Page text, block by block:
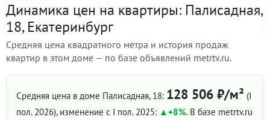
Динамика цен на квартиры: Палисадная,
18, Екатеринбург
Средняя цена квадратного метра и история продаж
квартир в этом доме — по базе объявлений metrtv.ru.
Средняя цена в доме Палисадная, 18: 128 506 ₽/м² (I
пол. 2026), изменение с I пол. 2025: +8%. В базе metrtv.ru